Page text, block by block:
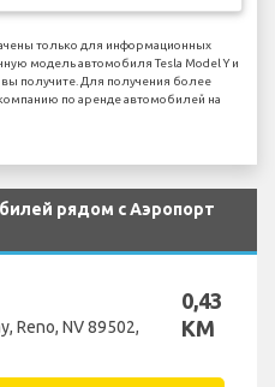
только для информационных
модель автомобиля Tesla Model Y и
получите. Для получения более
по аренде автомобилей на
рядом с Аэропорт
Reno, NV 89502,
0,43
KM